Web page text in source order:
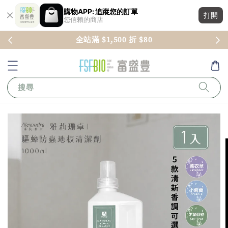
購物APP: 追蹤您的訂單
您信賴的商店
打開
全站滿 $1,500 折 $80
搜尋